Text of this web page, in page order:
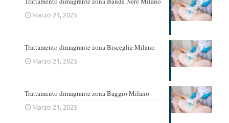
Marzo 21, 2025
Trattamento dimagrante zona Bisceglie Milano
Marzo 21, 2025
Trattamento dimagrante zona Baggio Milano
Marzo 21, 2025